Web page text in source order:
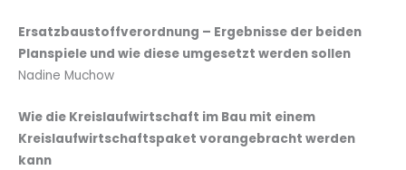
Ersatzbaustoffverordnung – Ergebnisse der beiden
Planspiele und wie diese umgesetzt werden sollen
Nadine Muchow
Wie die Kreislaufwirtschaft im Bau mit einem
Kreislaufwirtschaftspaket vorangebracht werden
kann